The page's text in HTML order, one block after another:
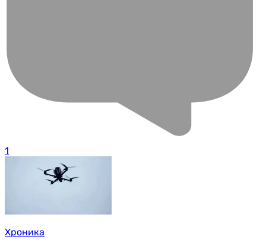
1
Хроника